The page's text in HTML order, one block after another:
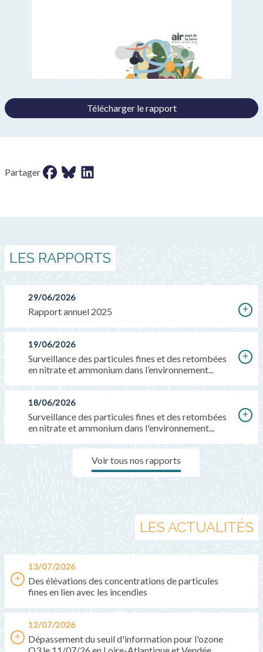
Télécharger le rapport
Partager Partager sur facebook
Partager sur bluesky
Partager sur LinkedIn
LES RAPPORTS
29/06/2026
Rapport annuel 2025
19/06/2026
Surveillance des particules fines et des retombées
en nitrate et ammonium dans l’environnement...
18/06/2026
Surveillance des particules fines et des retombées
en nitrate et ammonium dans l'environnement...
Voir tous nos rapports
LES ACTUALITÉS
13/07/2026
Des élévations des concentrations de particules
fines en lien avec les incendies
12/07/2026
Dépassement du seuil d'information pour l'ozone
O3 le 11/07/26 en Loire-Atlantique et Vendée